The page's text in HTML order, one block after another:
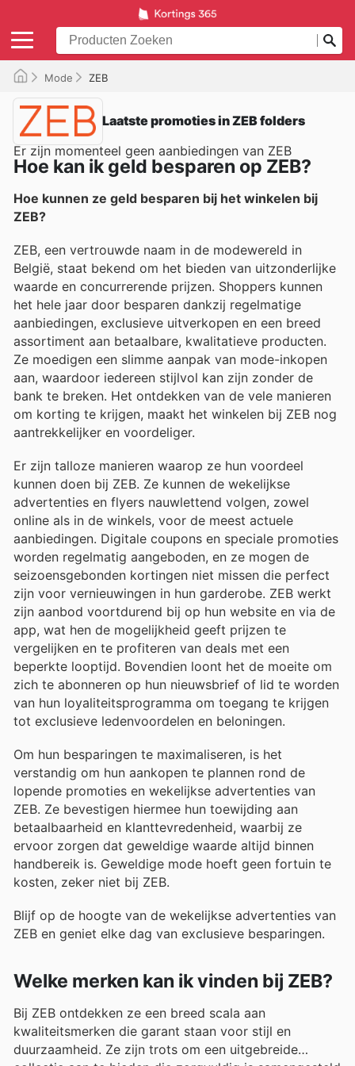
Mode ZEB
Laatste promoties in ZEB folders
Er zijn momenteel geen aanbiedingen van ZEB
Hoe kan ik geld besparen op ZEB?
Hoe kunnen ze geld besparen bij het winkelen bij
ZEB?
ZEB, een vertrouwde naam in de modewereld in
België, staat bekend om het bieden van uitzonderlijke
waarde en concurrerende prijzen. Shoppers kunnen
het hele jaar door besparen dankzij regelmatige
aanbiedingen, exclusieve uitverkopen en een breed
assortiment aan betaalbare, kwalitatieve producten.
Ze moedigen een slimme aanpak van mode-inkopen
aan, waardoor iedereen stijlvol kan zijn zonder de
bank te breken. Het ontdekken van de vele manieren
om korting te krijgen, maakt het winkelen bij ZEB nog
aantrekkelijker en voordeliger.
Er zijn talloze manieren waarop ze hun voordeel
kunnen doen bij ZEB. Ze kunnen de wekelijkse
advertenties en flyers nauwlettend volgen, zowel
online als in de winkels, voor de meest actuele
aanbiedingen. Digitale coupons en speciale promoties
worden regelmatig aangeboden, en ze mogen de
seizoensgebonden kortingen niet missen die perfect
zijn voor vernieuwingen in hun garderobe. ZEB werkt
zijn aanbod voortdurend bij op hun website en via de
app, wat hen de mogelijkheid geeft prijzen te
vergelijken en te profiteren van deals met een
beperkte looptijd. Bovendien loont het de moeite om
zich te abonneren op hun nieuwsbrief of lid te worden
van hun loyaliteitsprogramma om toegang te krijgen
tot exclusieve ledenvoordelen en beloningen.
Om hun besparingen te maximaliseren, is het
verstandig om hun aankopen te plannen rond de
lopende promoties en wekelijkse advertenties van
ZEB. Ze bevestigen hiermee hun toewijding aan
betaalbaarheid en klanttevredenheid, waarbij ze
ervoor zorgen dat geweldige waarde altijd binnen
handbereik is. Geweldige mode hoeft geen fortuin te
kosten, zeker niet bij ZEB.
Blijf op de hoogte van de wekelijkse advertenties van
ZEB en geniet elke dag van exclusieve besparingen.
Welke merken kan ik vinden bij ZEB?
Bij ZEB ontdekken ze een breed scala aan
kwaliteitsmerken die garant staan voor stijl en
duurzaamheid. Ze zijn trots om een uitgebreide